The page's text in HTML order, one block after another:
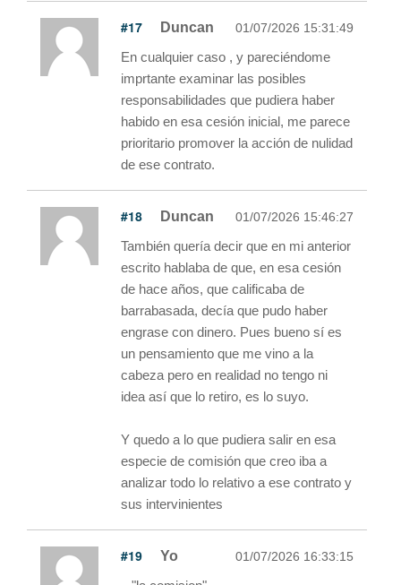
#17 Duncan 01/07/2026 15:31:49
En cualquier caso , y pareciéndome
imprtante examinar las posibles
responsabilidades que pudiera haber
habido en esa cesión inicial, me parece
prioritario promover la acción de nulidad
de ese contrato.
#18 Duncan 01/07/2026 15:46:27
También quería decir que en mi anterior
escrito hablaba de que, en esa cesión
de hace años, que calificaba de
barrabasada, decía que pudo haber
engrase con dinero. Pues bueno sí es
un pensamiento que me vino a la
cabeza pero en realidad no tengo ni
idea así que lo retiro, es lo suyo.
Y quedo a lo que pudiera salir en esa
especie de comisión que creo iba a
analizar todo lo relativo a ese contrato y
sus intervinientes
#19 Yo 01/07/2026 16:33:15